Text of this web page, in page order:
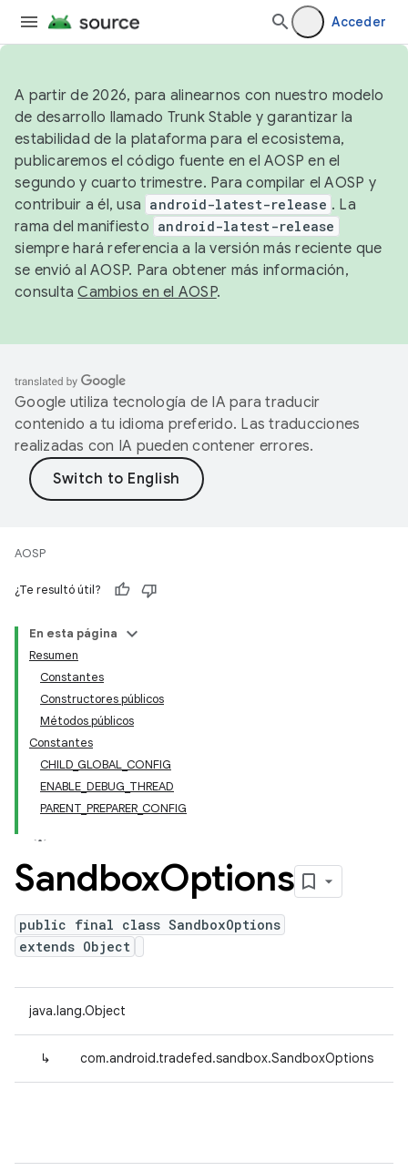
Acceder
A partir de 2026, para alinearnos con nuestro modelo
de desarrollo llamado Trunk Stable y garantizar la
estabilidad de la plataforma para el ecosistema,
publicaremos el código fuente en el AOSP en el
segundo y cuarto trimestre. Para compilar el AOSP y
contribuir a él, usa android-latest-release . La
rama del manifiesto android-latest-release
siempre hará referencia a la versión más reciente que
se envió al AOSP. Para obtener más información,
consultaCambios en el AOSP.
Google utiliza tecnología de IA para traducir
contenido a tu idioma preferido. Las traducciones
realizadas con IA pueden contener errores.
AOSP
¿Te resultó útil?
En esta página
Resumen
Constantes
Constructores públicos
Métodos públicos
Constantes
CHILD_GLOBAL_CONFIG
ENABLE_DEBUG_THREAD
PARENT_PREPARER_CONFIG
SandboxOptions
public final class SandboxOptions
extends Object
java.lang.Object
↳ com.android.tradefed.sandbox.SandboxOptions